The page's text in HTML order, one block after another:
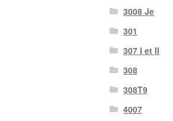
3008 Je
301
307 I et II
308
308T9
4007